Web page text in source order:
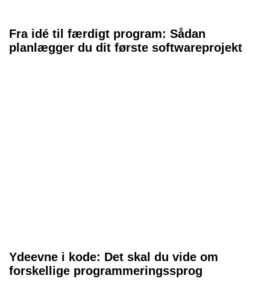
Fra idé til færdigt program: Sådan
planlægger du dit første softwareprojekt
Ydeevne i kode: Det skal du vide om
forskellige programmeringssprog